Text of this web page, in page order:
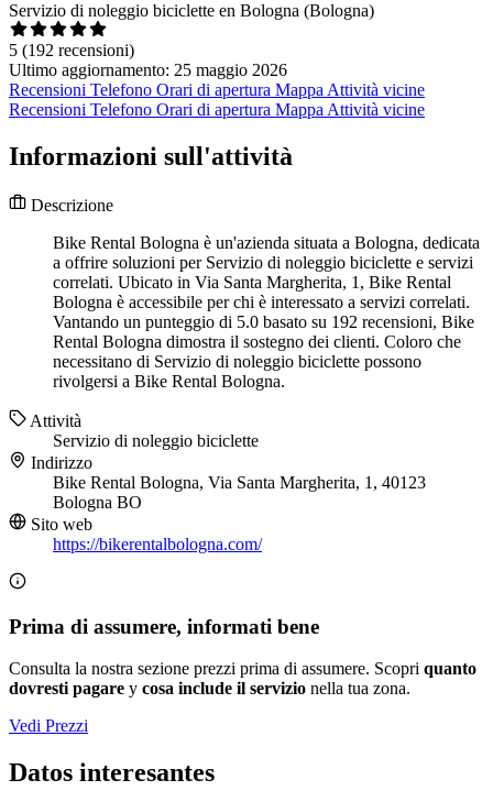
Servizio di noleggio biciclette en Bologna (Bologna)
5 (192 recensioni)
Ultimo aggiornamento: 25 maggio 2026
Recensioni Telefono Orari di apertura Mappa Attività vicine
Recensioni Telefono Orari di apertura Mappa Attività vicine
Informazioni sull'attività
Descrizione
Bike Rental Bologna è un'azienda situata a Bologna, dedicata
a offrire soluzioni per Servizio di noleggio biciclette e servizi
correlati. Ubicato in Via Santa Margherita, 1, Bike Rental
Bologna è accessibile per chi è interessato a servizi correlati.
Vantando un punteggio di 5.0 basato su 192 recensioni, Bike
Rental Bologna dimostra il sostegno dei clienti. Coloro che
necessitano di Servizio di noleggio biciclette possono
rivolgersi a Bike Rental Bologna.
Attività
Servizio di noleggio biciclette
Indirizzo
Bike Rental Bologna, Via Santa Margherita, 1, 40123
Bologna BO
Sito web
https://bikerentalbologna.com/
Prima di assumere, informati bene
Consulta la nostra sezione prezzi prima di assumere. Scopri quanto
dovresti pagare y cosa include il servizio nella tua zona.
Vedi Prezzi
Datos interesantes